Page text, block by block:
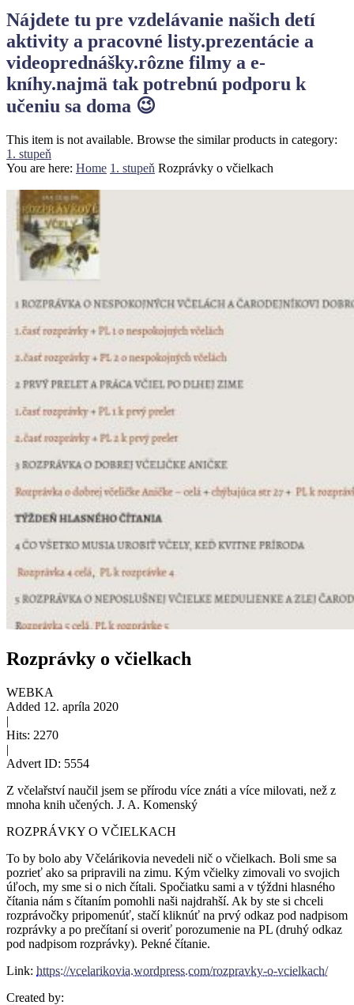
Nájdete tu pre vzdelávanie našich detí
aktivity a pracovné listy.prezentácie a
videoprednášky.rôzne filmy a e-
kníhy.najmä tak potrebnú podporu k
učeniu sa doma 😉
This item is not available. Browse the similar products in category:
1. stupeň
You are here: Home 1. stupeň Rozprávky o včielkach
Rozprávky o včielkach
WEBKA
Added 12. apríla 2020
|
Hits: 2270
|
Advert ID: 5554
Z včelařství naučil jsem se přírodu více znáti a více milovati, než z
mnoha knih učených. J. A. Komenský
ROZPRÁVKY O VČIELKACH
To by bolo aby Včelárikovia nevedeli nič o včielkach. Boli sme sa
pozrieť ako sa pripravili na zimu. Kým včielky zimovali vo svojich
úľoch, my sme si o nich čítali. Spočiatku sami a v týždni hlasného
čítania nám s čítaním pomohli naši najdrahší. Ak by ste si chceli
rozprávočky pripomenúť, stačí kliknúť na prvý odkaz pod nadpisom
rozprávky a po prečítaní si overiť porozumenie na PL (druhý odkaz
pod nadpisom rozprávky). Pekné čítanie.
Link: https://vcelarikovia.wordpress.com/rozpravky-o-vcielkach/
Created by: